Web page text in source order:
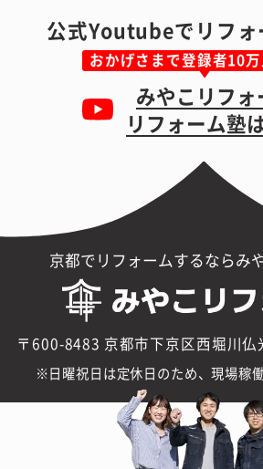
公式Youtubeでリフォ
おかげさまで登録者10
みやこリフォ
リフォーム塾
京都でリフォームするならみ
〒600-8483 京都市下京区西堀川
日曜祝日は定休日のため、現場稼